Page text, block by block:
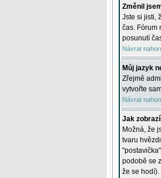
Změnil
Jste si jisti,
čas. Fórum
posunutí
Návrat
Můj jazyk
Zřejmě
vytvořte
Návrat
Jak
Možná, že
tvaru
podobě se
že se hodí).